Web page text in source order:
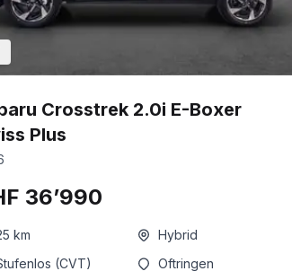
Crosstrek 2.0i E-Boxer
Plus
36’990
km
Hybrid
(CVT)
Oftringen